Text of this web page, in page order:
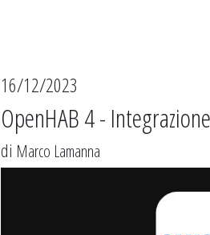
16/12/2023
OpenHAB 4 -
di Marco Lamanna